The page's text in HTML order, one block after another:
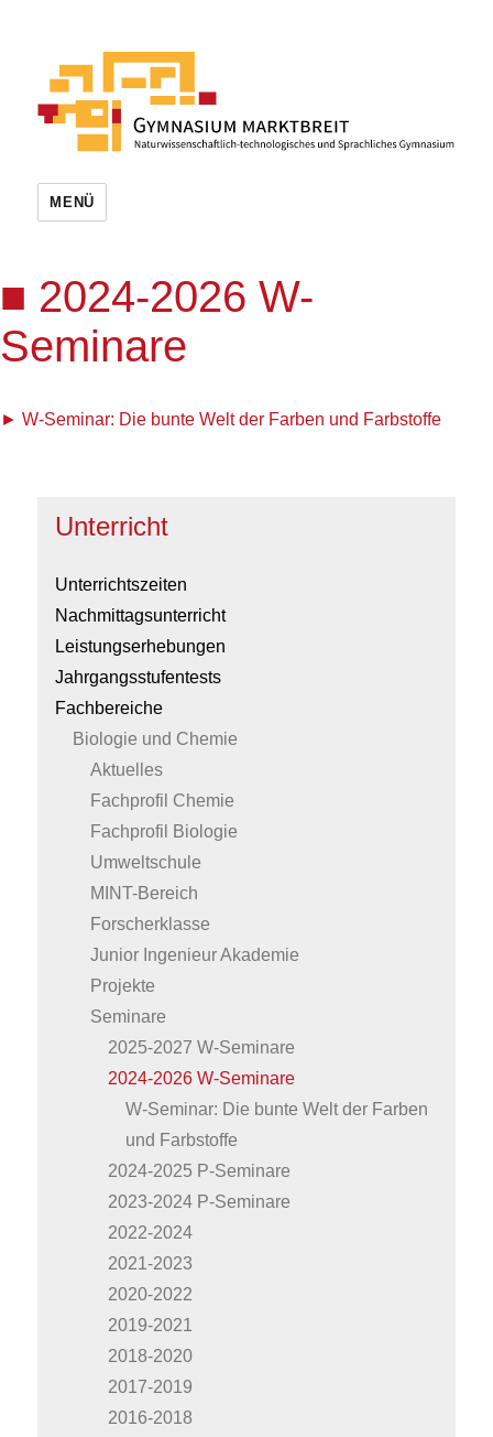
MENÜ
2024-2026 W-
Seminare
W-Seminar: Die bunte Welt der Farben und Farbstoffe
Unterricht
Unterrichtszeiten
Nachmittagsunterricht
Leistungserhebungen
Jahrgangsstufentests
Fachbereiche
Biologie und Chemie
Aktuelles
Fachprofil Chemie
Fachprofil Biologie
Umweltschule
MINT-Bereich
Forscherklasse
Junior Ingenieur Akademie
Projekte
Seminare
2025-2027 W-Seminare
2024-2026 W-Seminare
W-Seminar: Die bunte Welt der Farben
und Farbstoffe
2024-2025 P-Seminare
2023-2024 P-Seminare
2022-2024
2021-2023
2020-2022
2019-2021
2018-2020
2017-2019
2016-2018